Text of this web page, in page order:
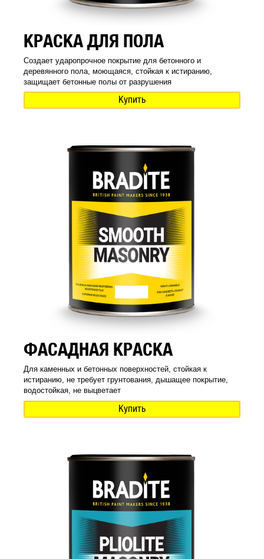
КРАСКА ДЛЯ ПОЛА
Создает ударопрочное покрытие для бетонного и
деревянного пола, моющаяся, стойкая к истиранию,
защищает бетонные полы от разрушения
Купить
ФАСАДНАЯ КРАСКА
Для каменных и бетонных поверхностей, стойкая к
истиранию, не требует грунтования, дышащее покрытие,
водостойкая, не выцветает
Купить